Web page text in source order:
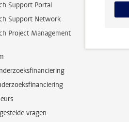
Support Portal
Support Network
Project Management
vragen